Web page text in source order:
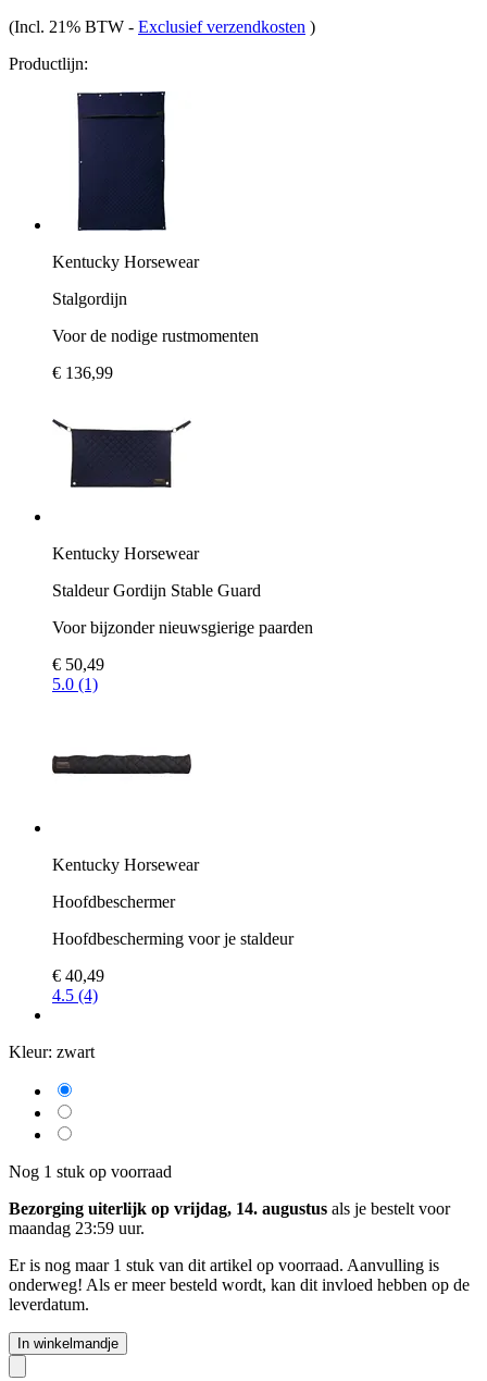
(Incl. 21% BTW - Exclusief verzendkosten )
Productlijn:
Kentucky Horsewear
Stalgordijn
Voor de nodige rustmomenten
€ 136,99
Kentucky Horsewear
Staldeur Gordijn Stable Guard
Voor bijzonder nieuwsgierige paarden
€ 50,49
5.0 (1)
Kentucky Horsewear
Hoofdbeschermer
Hoofdbescherming voor je staldeur
€ 40,49
4.5 (4)
Kleur: zwart
Nog 1 stuk op voorraad
Bezorging uiterlijk op vrijdag, 14. augustus als je bestelt voor
maandag 23:59 uur.
Er is nog maar 1 stuk van dit artikel op voorraad. Aanvulling is
onderweg! Als er meer besteld wordt, kan dit invloed hebben op de
leverdatum.
In winkelmandje